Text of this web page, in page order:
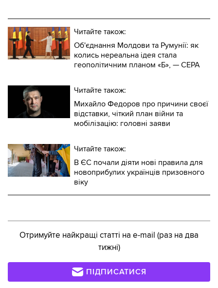
Читайте також:
Об'єднання Молдови та Румунії: як
колись нереальна ідея стала
геополітичним планом «Б», — CEPA
Читайте також:
Михайло Федоров про причини своєї
відставки, чіткий план війни та
мобілізацію: головні заяви
Читайте також:
В ЄС почали діяти нові правила для
новоприбулих українців призовного
віку
Отримуйте найкращі статті на e-mail (раз на два
тижні)
ПІДПИСАТИСЯ